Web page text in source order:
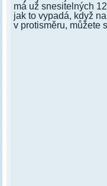
má už snesitelných
jak to vypadá, když
v protisměru, můžete